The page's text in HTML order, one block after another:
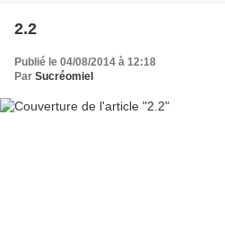
2.2
Publié le 04/08/2014 à 12:18
Par Sucréomiel